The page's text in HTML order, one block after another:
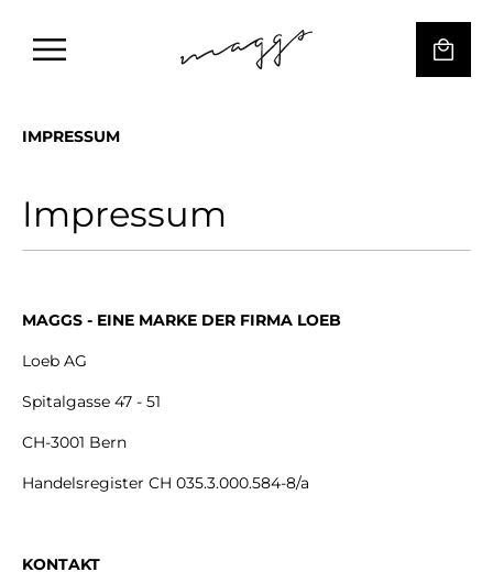
IMPRESSUM
Impressum
MAGGS - EINE MARKE DER FIRMA LOEB
Loeb AG
Spitalgasse 47 - 51
CH-3001 Bern
Handelsregister CH 035.3.000.584-8/a
KONTAKT